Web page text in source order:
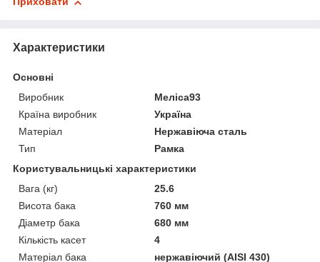
Характеристики
Основні
Виробник
Меліса93
Країна виробник
Україна
Матеріал
Нержавіюча сталь
Тип
Рамка
Користувальницькі характеристики
Вага (кг)
25.6
Висота бака
760 мм
Діаметр бака
680 мм
Кількість касет
4
Матеріал бака
нержавіючий (AISI 430)